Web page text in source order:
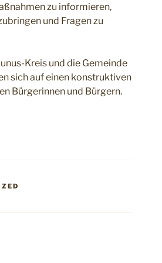
zu informieren,
und Fragen zu
Kreis und die Gemeinde
sich auf einen konstruktiven
Bürgerinnen und Bürgern.